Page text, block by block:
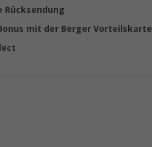
Rücksendung
mit der Berger Vorteilskarte